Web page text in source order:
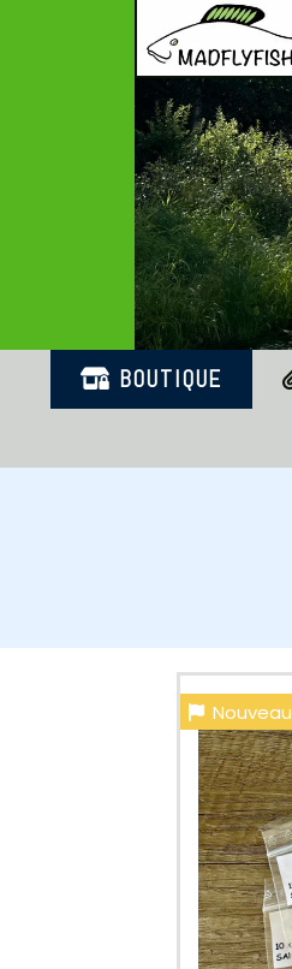
BOUTIQUE
Nouveau
Panneau de gestion des cookies